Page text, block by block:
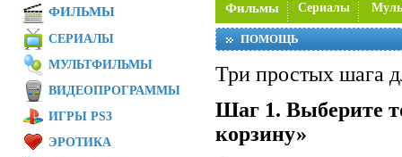
Фильмы Сериалы
ПОМОЩЬ
Три простых шага
Шаг 1. Выберите
корзину»
ФИЛЬМЫ
СЕРИАЛЫ
МУЛЬТФИЛЬМЫ
ВИДЕОПРОГРАММЫ
ИГРЫ PS3
ЭРОТИКА